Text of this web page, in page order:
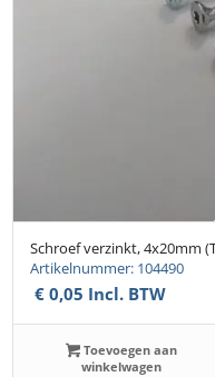
Schroef verzinkt, 4x20mm
Artikelnummer: 104490
€ 0,05 Incl. BTW
Toevoegen aan
winkelwagen